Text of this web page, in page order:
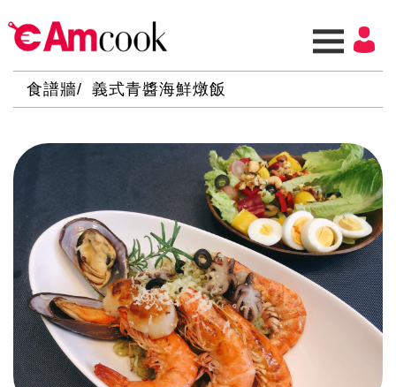
食譜牆 義式青醬海鮮燉飯